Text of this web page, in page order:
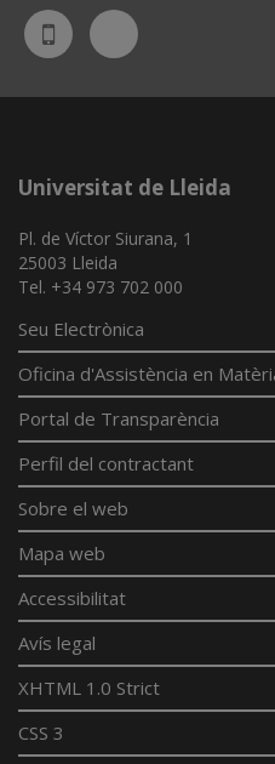
UdL
App
Bluesky
Universitat de Lleida
Pl. de Víctor Siurana, 1
25003 Lleida
Tel. +34 973 702 000
Seu Electrònica
Oficina d'Assistència en
Portal de Transparència
Perfil del contractant
Sobre el web
Mapa web
Accessibilitat
Avís legal
XHTML 1.0 Strict
CSS 3